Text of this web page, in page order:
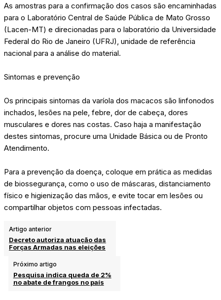
As amostras para a confirmação dos casos são encaminhadas
para o Laboratório Central de Saúde Pública de Mato Grosso
(Lacen-MT) e direcionadas para o laboratório da Universidade
Federal do Rio de Janeiro (UFRJ), unidade de referência
nacional para a análise do material.
Sintomas e prevenção
Os principais sintomas da varíola dos macacos são linfonodos
inchados, lesões na pele, febre, dor de cabeça, dores
musculares e dores nas costas. Caso haja a manifestação
destes sintomas, procure uma Unidade Básica ou de Pronto
Atendimento.
Para a prevenção da doença, coloque em prática as medidas
de biossegurança, como o uso de máscaras, distanciamento
físico e higienização das mãos, e evite tocar em lesões ou
compartilhar objetos com pessoas infectadas.
Artigo anterior
Decreto autoriza atuação das
Forças Armadas nas eleições
Próximo artigo
Pesquisa indica queda de 2%
no abate de frangos no país